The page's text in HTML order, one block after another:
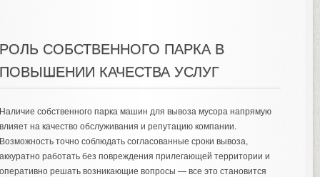
СОБСТВЕННОГО ПАРКА В
КАЧЕСТВА УСЛУГ
собственного парка машин для вывоза мусора напрямую
на качество обслуживания и репутацию компании.
точно соблюдать согласованные сроки вывоза,
работать без повреждения прилегающей территории и
решать возникающие вопросы — все это становится